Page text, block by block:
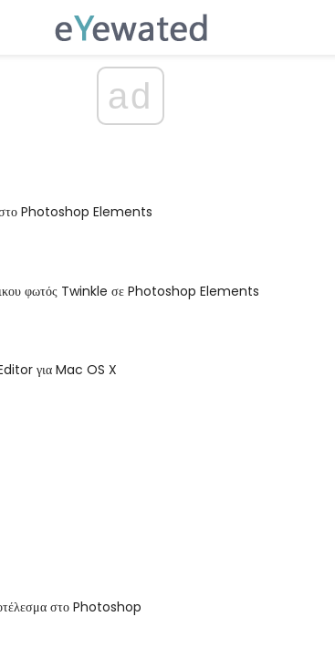
ad
Photoshop Elements
φωτός Twinkle σε Photoshop Elements
για Mac OS X
στο Photoshop